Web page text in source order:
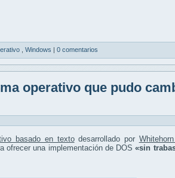
Windows | 0 comentarios
operativo que pudo
basado en textodesarrollado por
ofrecer una implementación de DOS«sin